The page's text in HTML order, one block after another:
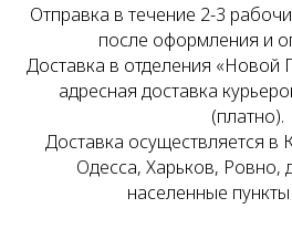
Отправка в течение 2-3
после оформления и
Доставка в отделения «Новой
адресная доставка
(платно).
Доставка осуществляется в
Одесса, Харьков, Ровно,
населенные